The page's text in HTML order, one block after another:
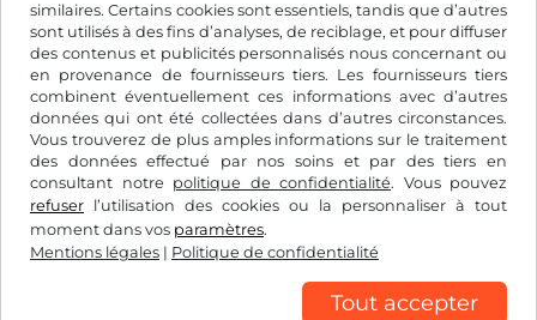
similaires. Certains cookies sont essentiels, tandis que d’autres
sont utilisés à des fins d’analyses, de reciblage, et pour diffuser
des contenus et publicités personnalisés nous concernant ou
en provenance de fournisseurs tiers. Les fournisseurs tiers
combinent éventuellement ces informations avec d’autres
données qui ont été collectées dans d’autres circonstances.
Vous trouverez de plus amples informations sur le traitement
des données effectué par nos soins et par des tiers en
consultant notre politique de confidentialité. Vous pouvez
refuser l’utilisation des cookies ou la personnaliser à tout
moment dans vos paramètres.
Mentions légales | Politique de confidentialité
Tout accepter
CHF
Facebook Instagram
CGV/droit de rétractation
Politique de confidentialité
Mentions légales